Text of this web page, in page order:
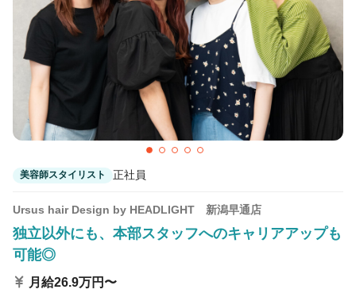
美容師スタイリスト 正社員
Ursus hair Design by HEADLIGHT 新潟早通店
独立以外にも、本部スタッフへのキャリアアップも
可能◎
月給26.9万円〜